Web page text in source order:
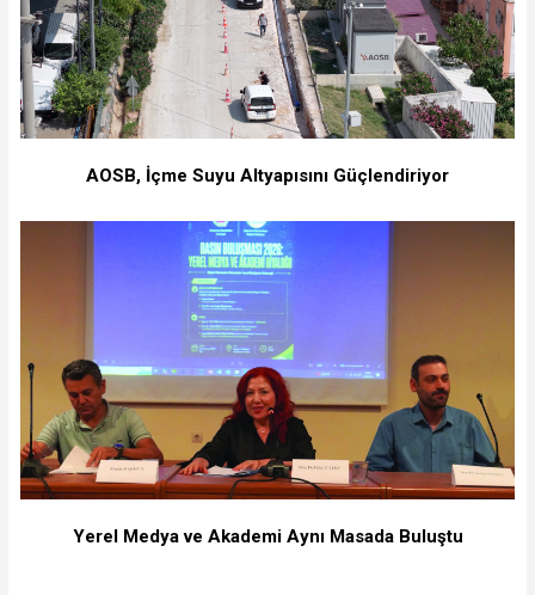
AOSB, İçme Suyu Altyapısını Güçlendiriyor
Yerel Medya ve Akademi Aynı Masada Buluştu